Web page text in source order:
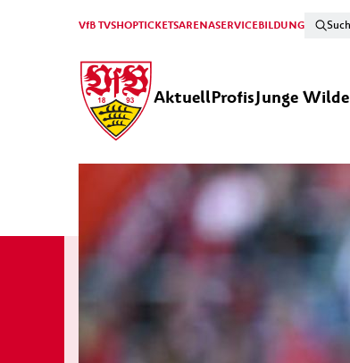
VfB TVSHOPTICKETSARENASERVICEBILDUNG
AktuellProfisJunge Wilde